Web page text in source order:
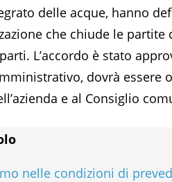
delle acque, hanno
che chiude le
L’accordo è stato
dovrà essere
e al Consiglio
nelle condizioni di